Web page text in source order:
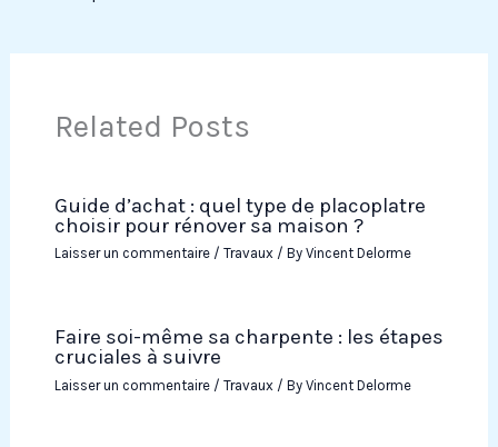
Related Posts
Guide d’achat : quel type de placoplatre
choisir pour rénover sa maison ?
Laisser un commentaire / Travaux/ By Vincent Delorme
Faire soi-même sa charpente : les étapes
cruciales à suivre
Laisser un commentaire / Travaux/ By Vincent Delorme